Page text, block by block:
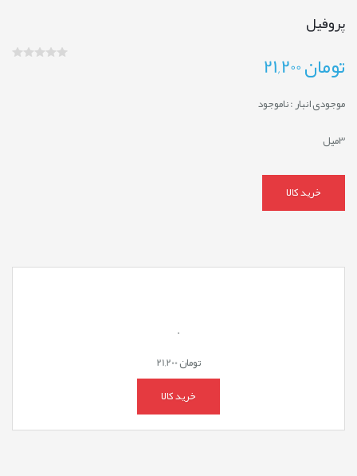
پروفیل
تومان
موجودی انبار :ناموجود
3میل
خرید کالا
.
تومان
خرید کالا